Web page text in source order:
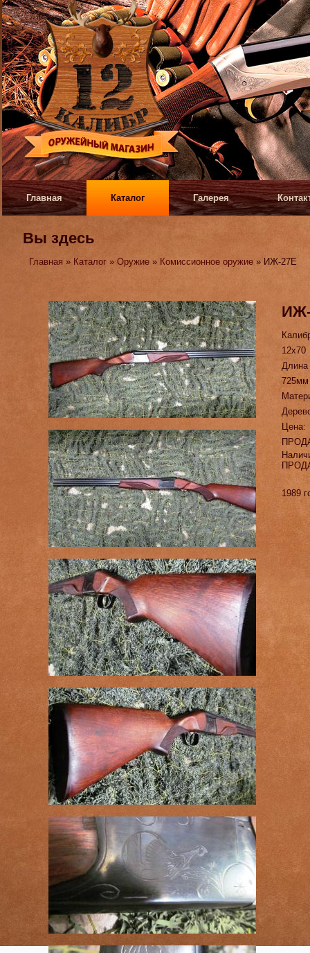
Главная Каталог Галерея
Вы здесь
Главная » Каталог »Оружие » Комиссионное оружие » ИЖ-27Е
12х70
725мм
Цена:
1989